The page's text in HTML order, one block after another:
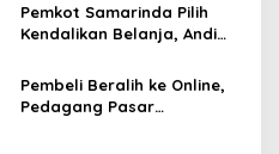
Pemkot Samarinda Pilih
Kendalikan Belanja, Andi
Penting daripada Berutang
Pembeli Beralih ke Online,
Pedagang Pasar